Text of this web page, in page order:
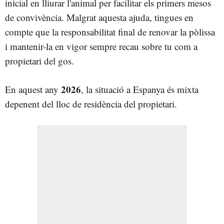
inicial en lliurar l'animal per facilitar els primers mesos
de convivència. Malgrat aquesta ajuda, tingues en
compte que la responsabilitat final de renovar la pòlissa
i mantenir-la en vigor sempre recau sobre tu com a
propietari del gos.
En aquest any 2026, la situació a Espanya és mixta
depenent del lloc de residència del propietari.